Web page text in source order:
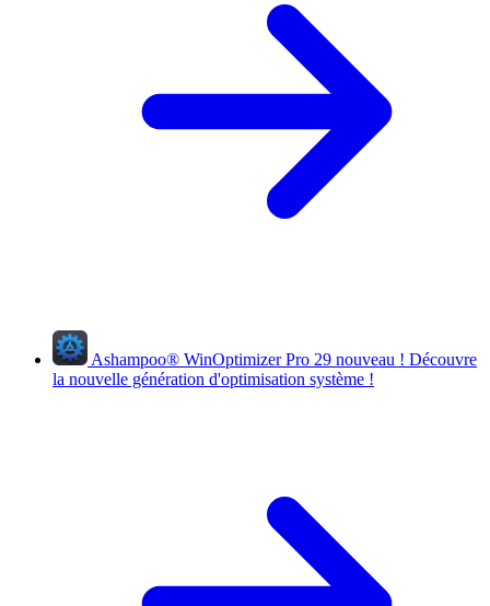
Ashampoo® WinOptimizer Pro 29 nouveau ! Découvre
la nouvelle génération d'optimisation système !